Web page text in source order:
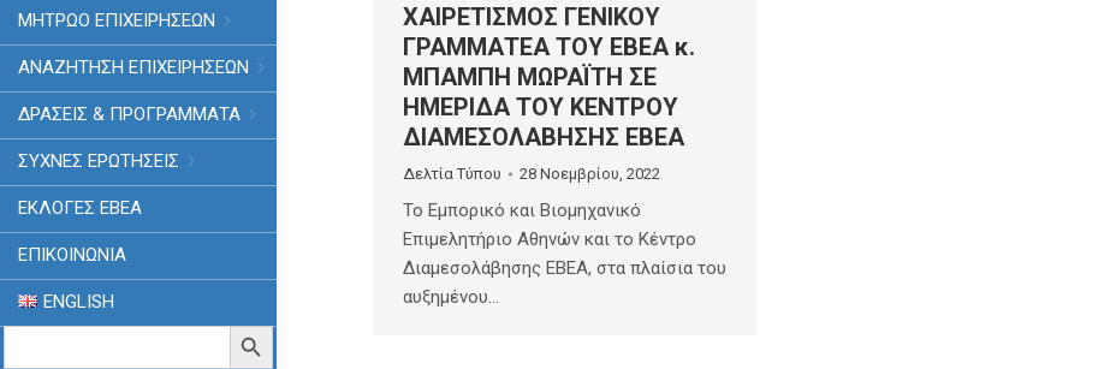
ΜΗΤΡΩΟ ΕΠΙΧΕΙΡΗΣΕΩΝ
ΑΝΑΖΗΤΗΣΗ ΕΠΙΧΕΙΡΗΣΕΩΝ
ΔΡΑΣΕΙΣ & ΠΡΟΓΡΑΜΜΑΤΑ
ΣΥΧΝΕΣ ΕΡΩΤΗΣΕΙΣ
ΕΚΛΟΓΈΣ ΕΒΕΑ
ΕΠΙΚΟΙΝΩΝΙΑ
ENGLISH
Search
Search Button
ΧΑΙΡΕΤΙΣΜΟΣ ΓΕΝΙΚΟΥ
ΓΡΑΜΜΑΤΕΑ ΤΟΥ ΕΒΕΑ κ.
ΜΠΑΜΠΗ ΜΩΡΑΪΤΗ ΣΕ
ΗΜΕΡΙΔΑ ΤΟΥ ΚΕΝΤΡΟΥ
ΔΙΑΜΕΣΟΛΑΒΗΣΗΣ ΕΒΕΑ
Δελτία Τύπου 28 Νοεμβρίου, 2022
Το Εμπορικό και Βιομηχανικό
Επιμελητήριο Αθηνών και το Κέντρο
Διαμεσολάβησης ΕΒΕΑ, στα πλαίσια του
αυξημένου…